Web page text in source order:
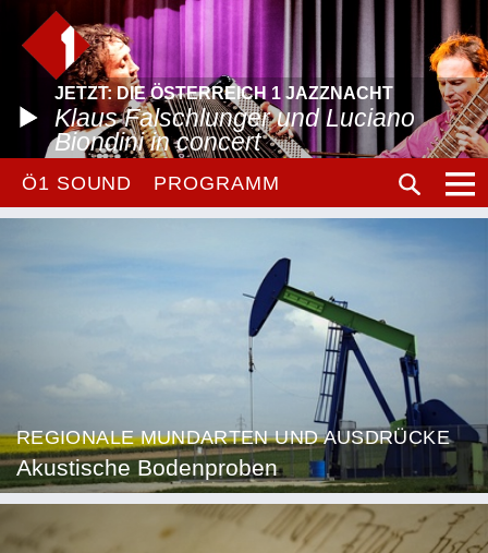
JETZT: DIE ÖSTERREICH 1 JAZZNACHT
Klaus Falschlunger und Luciano
Biondini in concert
Ö1 SOUND PROGRAMM
REGIONALE MUNDARTEN UND AUSDRÜCKE
Akustische Bodenproben